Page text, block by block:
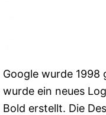
Google wurde 1998
wurde ein neues
Bold erstellt. Die